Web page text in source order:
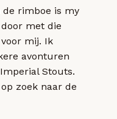
de rimboe is my
met die
mij. Ik
avonturen
Stouts.
zoek naar de